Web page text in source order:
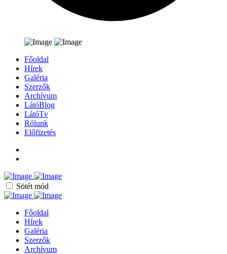
Főoldal
Hírek
Galéria
Szerzők
Archívum
LátóBlog
LátóTv
Rólunk
Előfizetés
Sötét mód
Főoldal
Hírek
Galéria
Szerzők
Archívum